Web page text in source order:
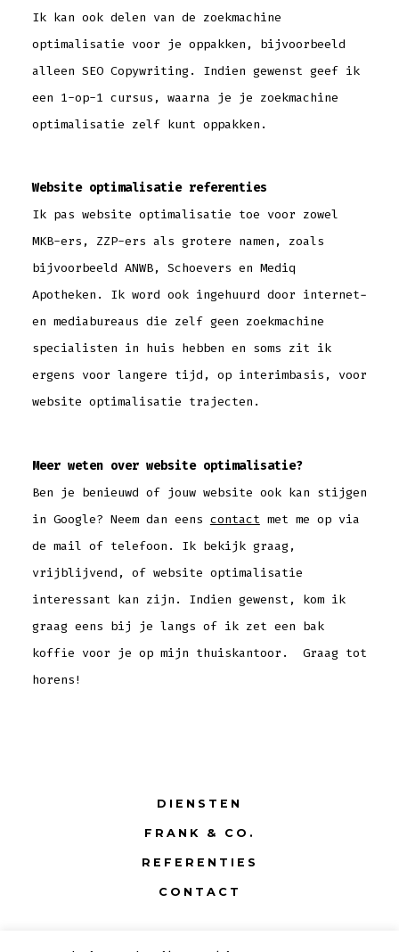
Ik kan ook delen van de zoekmachine
optimalisatie voor je oppakken, bijvoorbeeld
alleen SEO Copywriting. Indien gewenst geef ik
een 1-op-1 cursus, waarna je je zoekmachine
optimalisatie zelf kunt oppakken.
Website optimalisatie referenties
Ik pas website optimalisatie toe voor zowel
MKB-ers, ZZP-ers als grotere namen, zoals
bijvoorbeeld ANWB, Schoevers en Mediq
Apotheken. Ik word ook ingehuurd door internet-
en mediabureaus die zelf geen zoekmachine
specialisten in huis hebben en soms zit ik
ergens voor langere tijd, op interimbasis, voor
website optimalisatie trajecten.
Meer weten over website optimalisatie?
Ben je benieuwd of jouw website ook kan stijgen
in Google? Neem dan eens contact met me op via
de mail of telefoon. Ik bekijk graag,
vrijblijvend, of website optimalisatie
interessant kan zijn. Indien gewenst, kom ik
graag eens bij je langs of ik zet een bak
koffie voor je op mijn thuiskantoor. Graag tot
horens!
DIENSTEN
FRANK & CO.
REFERENTIES
CONTACT